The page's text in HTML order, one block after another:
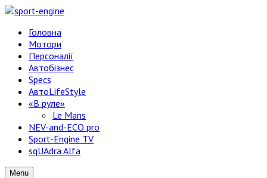
Головна
Мотори
Персоналії
Автобізнес
Specs
АвтоLifeStyle
«В руле»
Le Mans
NEV-and-ECO pro
Sport-Engine TV
sqUAdra Alfa
Menu